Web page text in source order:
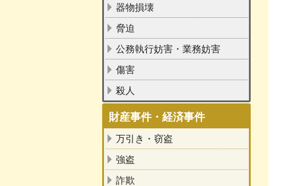
器物損壊
脅迫
公務執行妨害・業務妨害
傷害
殺人
財産事件・経済事件
万引き・窃盗
強盗
詐欺